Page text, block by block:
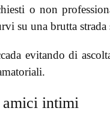
o non
su una brutta strada
evitando di
intimi